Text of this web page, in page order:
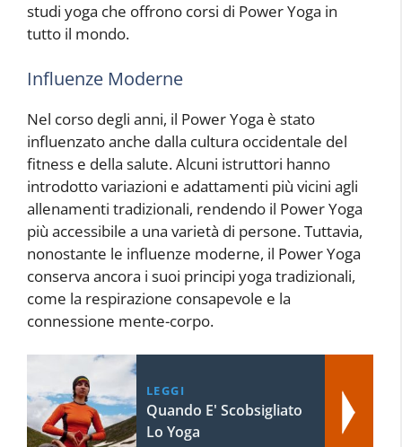
studi yoga che offrono corsi di Power Yoga in
tutto il mondo.
Influenze Moderne
Nel corso degli anni, il Power Yoga è stato
influenzato anche dalla cultura occidentale del
fitness e della salute. Alcuni istruttori hanno
introdotto variazioni e adattamenti più vicini agli
allenamenti tradizionali, rendendo il Power Yoga
più accessibile a una varietà di persone. Tuttavia,
nonostante le influenze moderne, il Power Yoga
conserva ancora i suoi principi yoga tradizionali,
come la respirazione consapevole e la
connessione mente-corpo.
LEGGI
Quando E' Scobsigliato
Lo Yoga